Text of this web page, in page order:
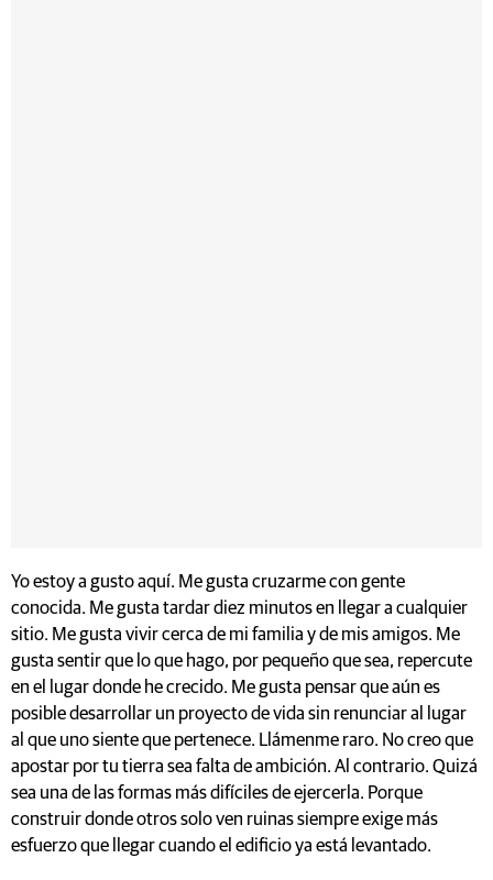
Yo estoy a gusto aquí. Me gusta cruzarme con gente
conocida. Me gusta tardar diez minutos en llegar a cualquier
sitio. Me gusta vivir cerca de mi familia y de mis amigos. Me
gusta sentir que lo que hago, por pequeño que sea, repercute
en el lugar donde he crecido. Me gusta pensar que aún es
posible desarrollar un proyecto de vida sin renunciar al lugar
al que uno siente que pertenece. Llámenme raro. No creo que
apostar por tu tierra sea falta de ambición. Al contrario. Quizá
sea una de las formas más difíciles de ejercerla. Porque
construir donde otros solo ven ruinas siempre exige más
esfuerzo que llegar cuando el edificio ya está levantado.